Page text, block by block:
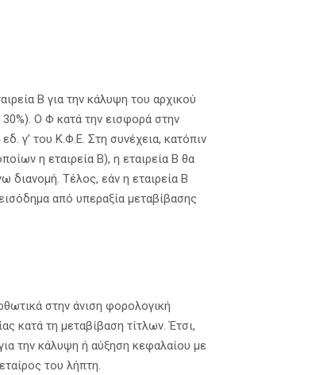
Β για την κάλυψη του αρχικού
30%). Ο Φ κατά την εισφορά στην
γ’ του Κ.Φ.Ε. Στη συνέχεια, κατόπιν
η εταιρεία Β), η εταιρεία Β θα
Τέλος, εάν η εταιρεία Β
από υπεραξία μεταβίβασης
στην άνιση φορολογική
κατά τη μεταβίβαση τίτλων. Έτσι,
την κάλυψη ή αύξηση κεφαλαίου με
του λήπτη.